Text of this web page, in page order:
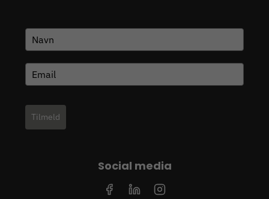
Tilmeld
Social media